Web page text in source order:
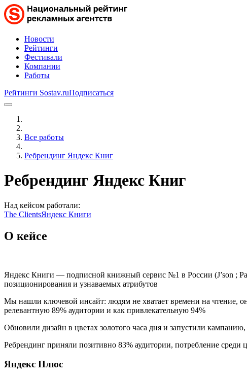
Новости
Рейтинги
Фестивали
Компании
Работы
Рейтинги Sostav.ruПодписаться
Все работы
Ребрендинг Яндекс Книг
Ребрендинг Яндекс Книг
Над кейсом работали:
The ClientsЯндекс Книги
О кейсе
Яндекс Книги — подписной книжный сервис №1 в России (J’son ;
позиционирования и узнаваемых атрибутов
Мы нашли ключевой инсайт: людям не хватает времени на чтение,
релевантную 89% аудитории и как привлекательную 94%
Обновили дизайн в цветах золотого часа дня и запустили
Ребрендинг приняли позитивно 83% аудитории, потребление среди
Яндекс Плюс